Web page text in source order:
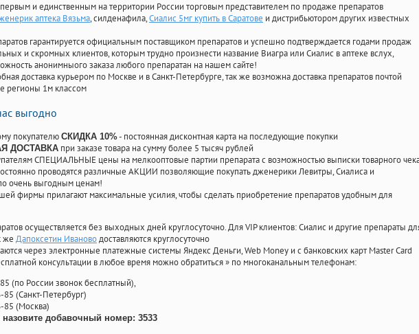
и единственным на территории России торговым представителем по продаже препаратов
аптека Вязьма, силденафила,Сиалис 5мг купить в Саратове и дистрибьютором других известных
гарантируется официальным поставщиком препаратов и успешно подтверждается годами продаж
и скромных клиентов, которым трудно произнести название Виагра или Сиалис в аптеке вслух,
анонимныого заказа любого препаратан на нашем сайте!
доставка курьером по Москве и в Санкт-Петербурге, так же возможна доставка препаратов почтой
регионы 1м классом
выгодно
покупателю СКИДКА 10%- постоянная дисконтная карта на последующие покупки
ДОСТАВКА при заказе товара на сумму более 5 тысяч рублей
СПЕЦИАЛЬНЫЕ цены на мелкооптовые партии препарата с возможностью выписки товарного
проводятся различные АКЦИИ позволяющие покупать дженерики Левитры, Сиалиса и
очень выгодным ценам!
фирмы прилагают максимальные усилия, чтобы сделать приобретение препаратов удобным для
осуществляется без выходных дней круглосуточно. Для VIP клиентов: Сиалис и другие препараты
же Дапоксетин Ивановодоставляются круглосуточно
через электронные платежные системы Яндекс Деньги, Web Money и с банковских карт Master Card
консультации в любое время можно обратиться» по многоканальным телефонам:
(по России звонок бесплатный),
85 (Санкт-Петербург)
85 (Москва)
назовите добавочный номер: 3533